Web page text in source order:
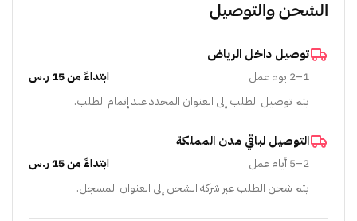
الشحن والتوصيل
توصيل داخل الرياض
1–2 يوم عمل
ابتداءً من 15 ر.س
يتم توصيل الطلب إلى العنوان المحدد عند إتمام الطلب.
التوصيل لباقي مدن المملكة
2–5 أيام عمل
ابتداءً من 15 ر.س
يتم شحن الطلب عبر شركة الشحن إلى العنوان المسجل.